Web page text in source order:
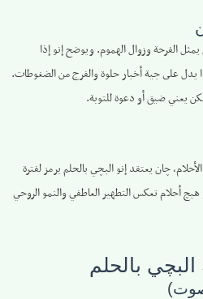
الفرحة وزوال الهموم. ويوضح إنو إذا
على جية أخبار حلوة والفرج من الضغوطات.
يعني ضيق أو دعوة للتوبة.
چان يعتقد إنو البچي بالحلم يرمز لفترة
أحلام تعكس التطهير العاطفي والنمو الروحي
بالحلم